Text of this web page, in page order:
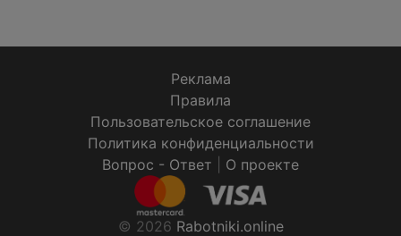
Реклама
Правила
Пользовательское соглашение
Политика конфиденциальности
Вопрос - Ответ
О проекте
© 2026 Rabotniki.online